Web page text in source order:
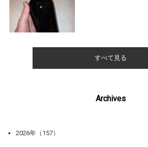
すべて見る
Archives
2026年（157）